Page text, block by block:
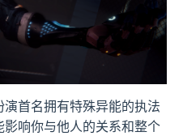
首名拥有特殊异能的执法
响你与他人的关系和整个